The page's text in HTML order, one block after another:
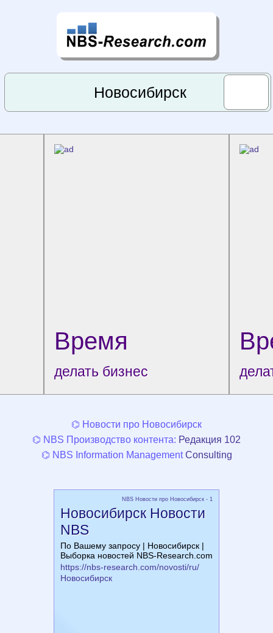
Время
делать бизнес
⌬ Новости про Новосибирск
⌬ NBS Производство контента: Редакция 102
⌬ NBS Information ManagementConsulting
NBS Новости про Новосибирск - 1
Новосибирск Новости
NBS
По Вашему запросу | Новосибирск |
Выборка новостей NBS-Research.com
https://nbs-research.com/novosti/ru/
Новосибирск